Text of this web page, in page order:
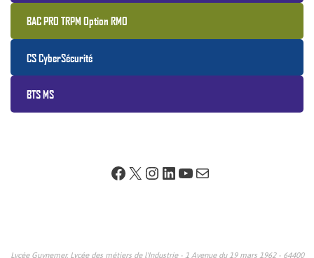
BAC PRO TRPM Option RMO
CS CyberSécurité
BTS MS
Facebook
X Instagram
LinkedIn
YouTube
E-mail
Lycée Guynemer, Lycée des métiers de l'Industrie - 1 Avenue du 19 mars 1962 - 64400